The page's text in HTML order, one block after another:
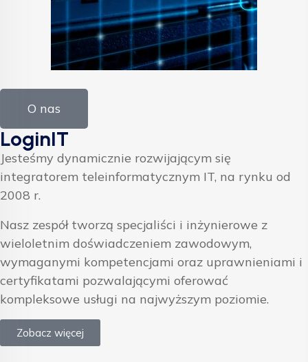
O nas
LoginIT
Jesteśmy dynamicznie rozwijającym się
integratorem teleinformatycznym IT, na rynku od
2008 r.
Nasz zespół tworzą specjaliści i inżynierowe z
wieloletnim doświadczeniem zawodowym,
wymaganymi kompetencjami oraz uprawnieniami i
certyfikatami pozwalającymi oferować
kompleksowe usługi na najwyższym poziomie.
Zobacz więcej